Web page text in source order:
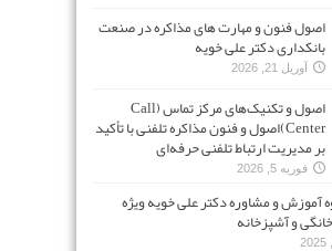
اصول فنون و مهارت های مذاکره در صنعت
بانکداری دکتر علی خویه
آوریل 21, 2026
اصول و تکنیک‌های مرکز تماس (Call
Center)اصول و فنون مذاکره تلفنی با تأکید
بر مدیریت ارتباط تلفنی حرفه‌ای
فوریه 5, 2026
آموزش و مشاوره دکتر علی خویه ویژه
و آشپزخانه